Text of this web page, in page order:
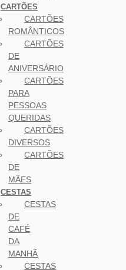
CARTÕES
CARTÕES
ROMÂNTICOS
CARTÕES
DE
ANIVERSÁRIO
CARTÕES
PARA
PESSOAS
QUERIDAS
CARTÕES
DIVERSOS
CARTÕES
DE
MÃES
CESTAS
CESTAS
DE
CAFÉ
DA
MANHÃ
CESTAS